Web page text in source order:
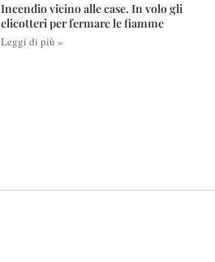
Incendio vicino alle case. In volo gli
elicotteri per fermare le fiamme
Leggi di più »